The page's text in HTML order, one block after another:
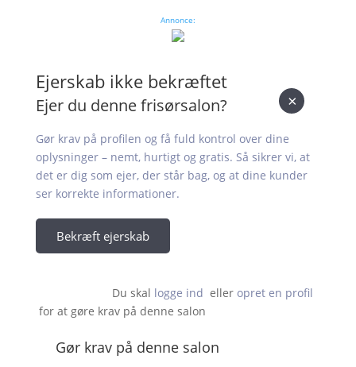
Annonce:
Ejerskab ikke bekræftet
Ejer du denne frisørsalon?
Gør krav på profilen og få fuld kontrol over dine
oplysninger – nemt, hurtigt og gratis. Så sikrer vi, at
det er dig som ejer, der står bag, og at dine kunder
ser korrekte informationer.
Bekræft ejerskab
Du skal logge ind eller opret en profil
for at gøre krav på denne salon
Gør krav på denne salon
×